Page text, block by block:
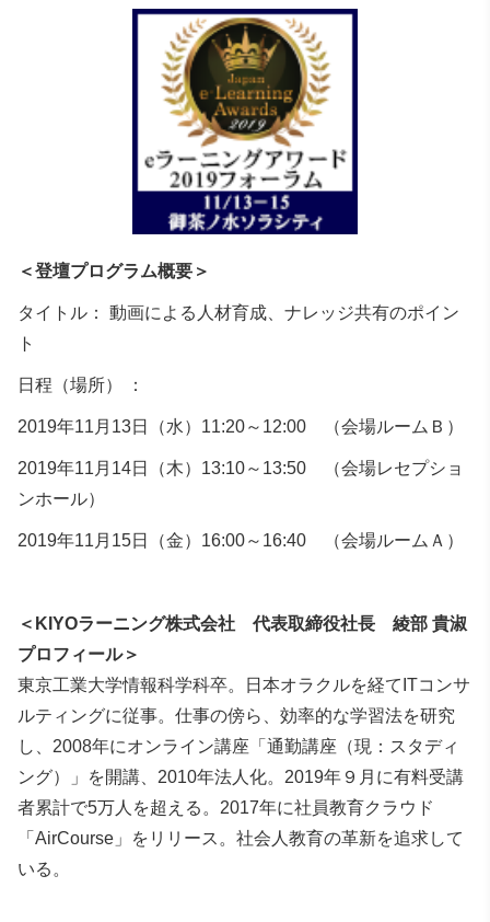
＜登壇プログラム概要＞
タイトル： 動画による人材育成、ナレッジ共有のポイン
ト
日程（場所） ：
2019年11月13日（水）11:20～12:00 （会場ルームＢ）
2019年11月14日（木）13:10～13:50 （会場レセプショ
ンホール）
2019年11月15日（金）16:00～16:40 （会場ルームＡ）
＜KIYOラーニング株式会社 代表取締役社長 綾部 貴淑
プロフィール＞
東京工業大学情報科学科卒。日本オラクルを経てITコンサ
ルティングに従事。仕事の傍ら、効率的な学習法を研究
し、2008年にオンライン講座「通勤講座（現：スタディ
ング）」を開講、2010年法人化。2019年９月に有料受講
者累計で5万人を超える。2017年に社員教育クラウド
「AirCourse」をリリース。社会人教育の革新を追求して
いる。